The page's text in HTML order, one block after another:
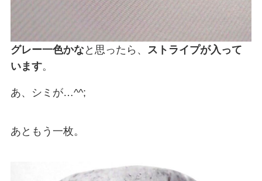
グレー一色かなと思ったら、
ストライプが入って
います。
あ、シミが…^^;
あともう一枚。